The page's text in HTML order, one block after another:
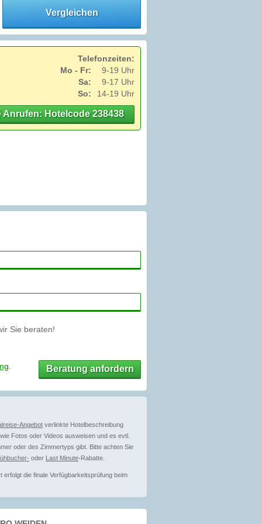
Vergleichen
Telefonzeiten:
Mo - Fr:
9-19 Uhr
Sa:
9-17 Uhr
So:
14-19 Uhr
Anrufen: Hotelcode 238438
Sie beraten!
Beratung anfordern
Angebot verlinkte Hotelbeschreibung
Fotos oder Videos ausweisen und es evtl.
oder des Zimmertyps gibt. Bitte achten Sie
oder Last Minute-Rabatte.
die finale Verfügbarkeitsprüfung beim